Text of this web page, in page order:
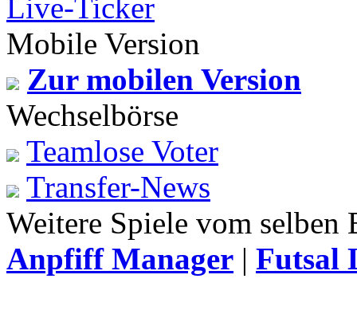
Live-Ticker
Mobile Version
Zur mobilen Version
Wechselbörse
Teamlose Voter
Transfer-News
Weitere Spiele vom
Anpfiff Manager | Futsal